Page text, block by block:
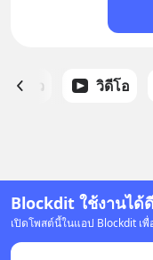
Blockdit ใช้งานได้
เปิดโพสต์นี้ในแอป Blockdit เ
ด้ดาว วิดีโอ